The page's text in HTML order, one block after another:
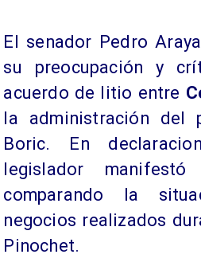
El senador Pedro
su preocupación y
acuerdo de litio entre
la administración del
Boric. En
legislador
comparando la
negocios realizados
Pinochet.